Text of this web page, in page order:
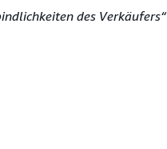
des Verkäufers“